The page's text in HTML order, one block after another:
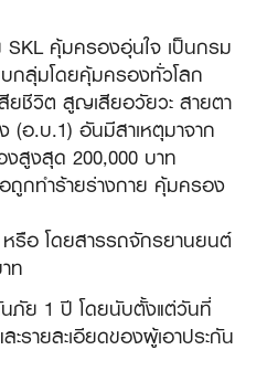
คุ้มครองอุ่นใจ เป็นกรม
กลุ่มโดยคุ้มครองทั่วโลก
ชีวิต สูญเสียอวัยวะ สายตา
อ.บ.1) อันมีสาเหตุมาจาก
สูงสุด 200,000 บาท
กทำร้ายร่างกาย คุ้มครอง
อ โดยสารรถจักรยานยนต์
ท
นภัย 1 ปี โดยนับตั้งแต่วันที่
รายละเอียดของผู้เอาประกัน